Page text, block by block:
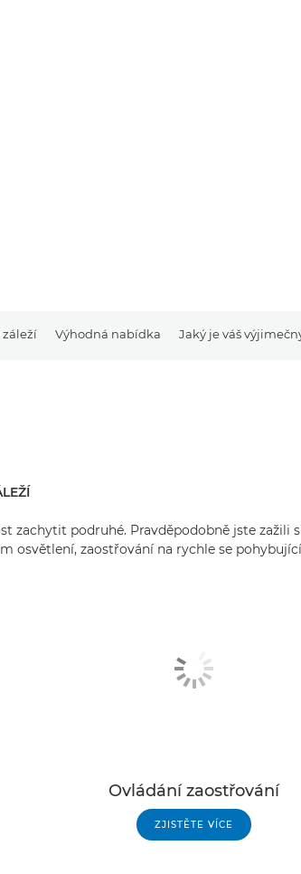
záleží Výhodná nabídka Jaký je váš
podruhé. Pravděpodobně jste zažili
osvětlení, zaostřování na rychle se
Ovládání zaostřování
ZJISTĚTE VÍCE